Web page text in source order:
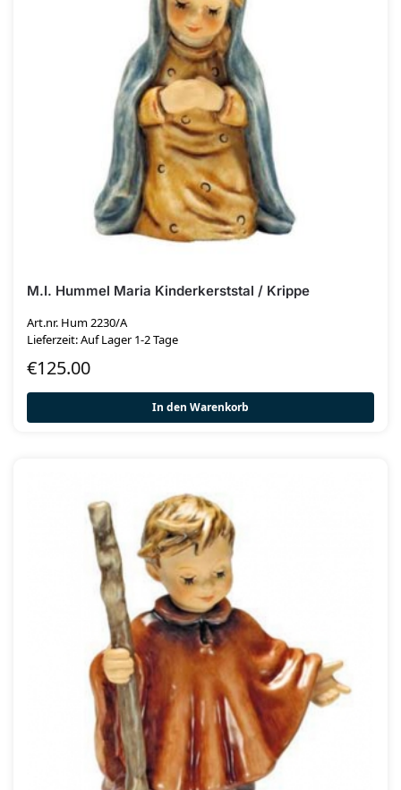
M.I. Hummel Maria Kinderkerststal / Krippe
Art.nr. Hum 2230/A
Lieferzeit: Auf Lager 1-2 Tage
€125.00
In den Warenkorb